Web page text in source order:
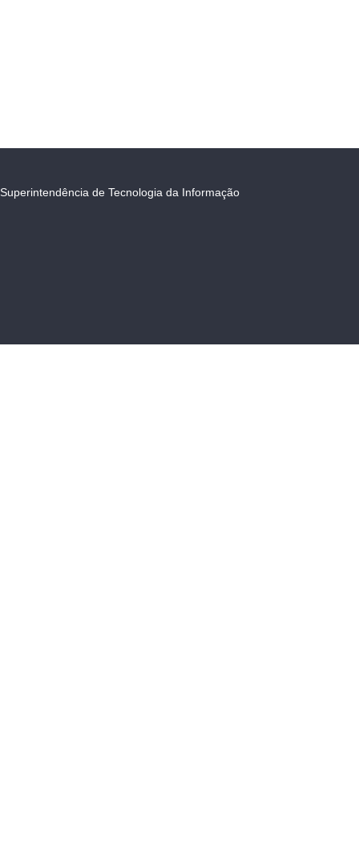
Superintendência de Tecnologia da Informação